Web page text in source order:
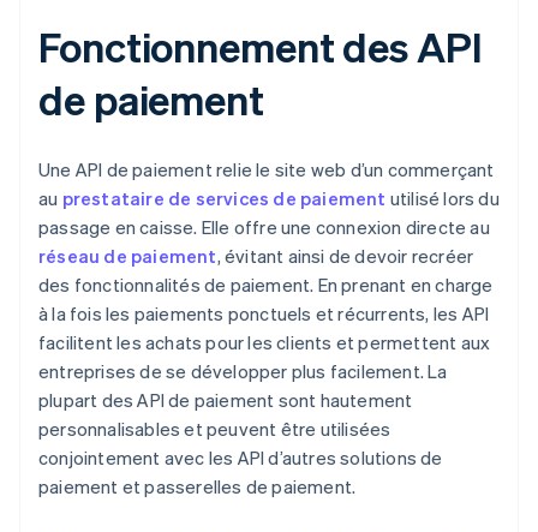
Fonctionnement des API
de paiement
Une API de paiement relie le site web d’un commerçant
au prestataire de services de paiement utilisé lors du
passage en caisse. Elle offre une connexion directe au
réseau de paiement, évitant ainsi de devoir recréer
des fonctionnalités de paiement. En prenant en charge
à la fois les paiements ponctuels et récurrents, les API
facilitent les achats pour les clients et permettent aux
entreprises de se développer plus facilement. La
plupart des API de paiement sont hautement
personnalisables et peuvent être utilisées
conjointement avec les API d’autres solutions de
paiement et passerelles de paiement.